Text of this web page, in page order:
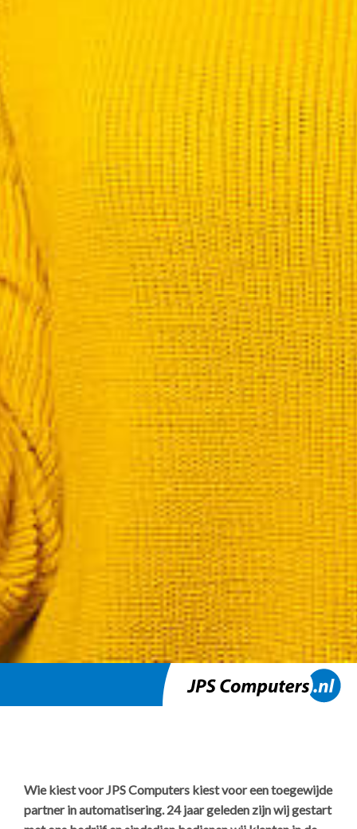
Wie kiest voor JPS Computers kiest voor een toegewijde
partner in automatisering. 24 jaar geleden zijn wij gestart